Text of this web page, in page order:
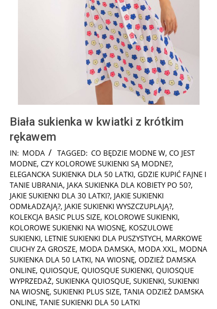
Biała sukienka w kwiatki z krótkim
rękawem
2024-
08-
08
IN: MODA TAGGED: CO BĘDZIE MODNE W, CO JEST
MODNE, CZY KOLOROWE SUKIENKI SĄ MODNE?,
ELEGANCKA SUKIENKA DLA 50 LATKI, GDZIE KUPIĆ FAJNE I
TANIE UBRANIA, JAKA SUKIENKA DLA KOBIETY PO 50?,
JAKIE SUKIENKI DLA 30 LATKI?, JAKIE SUKIENKI
ODMŁADZAJĄ?, JAKIE SUKIENKI WYSZCZUPLAJĄ?,
KOLEKCJA BASIC PLUS SIZE, KOLOROWE SUKIENKI,
KOLOROWE SUKIENKI NA WIOSNĘ, KOSZULOWE
SUKIENKI, LETNIE SUKIENKI DLA PUSZYSTYCH, MARKOWE
CIUCHY ZA GROSZE, MODA DAMSKA, MODA XXL, MODNA
SUKIENKA DLA 50 LATKI, NA WIOSNĘ, ODZIEŻ DAMSKA
ONLINE, QUIOSQUE, QUIOSQUE SUKIENKI, QUIOSQUE
WYPRZEDAŻ, SUKIENKA QUIOSQUE, SUKIENKI, SUKIENKI
NA WIOSNĘ, SUKIENKI PLUS SIZE, TANIA ODZIEŻ DAMSKA
ONLINE, TANIE SUKIENKI DLA 50 LATKI